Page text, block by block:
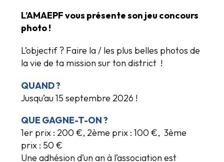
L’AMAEPF vous présente son jeu concours
photo !
L’objectif ? Faire la / les plus belles photos de
la vie de ta mission sur ton district !
QUAND ?
Jusqu’au 15 septembre 2026 !
QUE GAGNE-T-ON ?
1er prix : 200 €, 2ème prix : 100 €, 3ème
prix : 50 €
Une adhésion d’un an à l’association est